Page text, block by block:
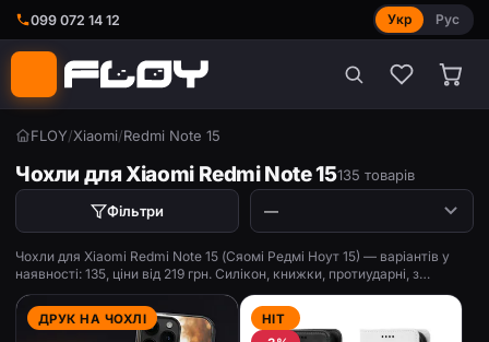
099 072 14 12 Укр Рус
FLOY/Xiaomi/Redmi Note 15
Чохли для Xiaomi Redmi Note 15135 товарів
Фільтри
Чохли для Xiaomi Redmi Note 15 (Сяомі Редмі Ноут 15) — варіантів у
наявності: 135, ціни від 219 грн. Силікон, книжки, протиударні, з
принтом.
ДРУК НА ЧОХЛІ
HIT